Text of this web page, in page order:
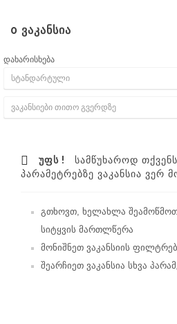
0 ᲕᲐᲙᲐᲜᲡᲘᲐ
დახარისხება
ᲣᲤᲡ !
ᲡᲐᲛᲬᲣᲮᲐᲠᲝᲓ
ᲞᲐᲠᲐᲛᲔᲢᲠᲔᲑᲖᲔ ᲕᲐᲙᲐᲜᲡᲘᲐ ᲕᲔᲠ
გთხოვთ, ხელახლა შეამოწმოთ
სიტყვის მართლწერა
მონიშნეთ ვაკანსიის
შეარჩიეთ ვაკანსია სხვა